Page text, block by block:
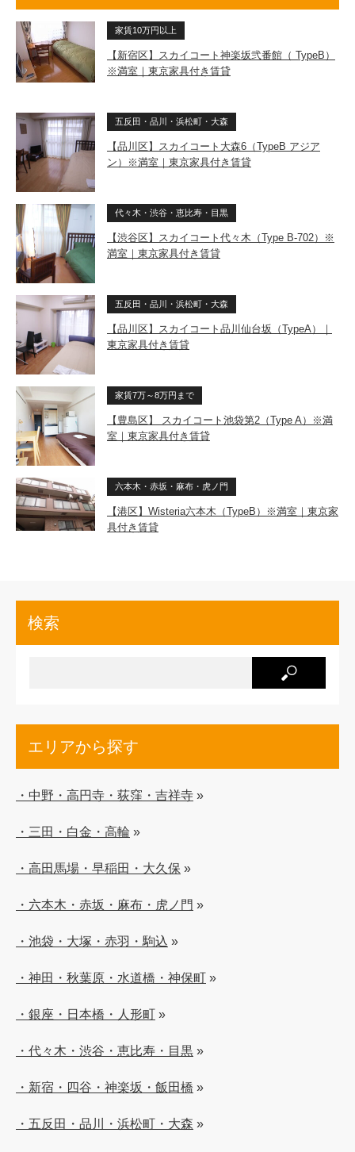
家賃10万円以上
【新宿区】スカイコート神楽坂弐番館（ TypeB）
※満室｜東京家具付き賃貸
五反田・品川・浜松町・大森
【品川区】スカイコート大森6（TypeB アジア
ン）※満室｜東京家具付き賃貸
代々木・渋谷・恵比寿・目黒
【渋谷区】スカイコート代々木（Type B-702）※
満室｜東京家具付き賃貸
五反田・品川・浜松町・大森
【品川区】スカイコート品川仙台坂（TypeA）｜
東京家具付き賃貸
家賃7万～8万円まで
【豊島区】 スカイコート池袋第2（Type A）※満
室｜東京家具付き賃貸
六本木・赤坂・麻布・虎ノ門
【港区】Wisteria六本木（TypeB）※満室｜東京家
具付き賃貸
検索
エリアから探す
・中野・高円寺・荻窪・吉祥寺 »
・三田・白金・高輪 »
・高田馬場・早稲田・大久保 »
・六本木・赤坂・麻布・虎ノ門 »
・池袋・大塚・赤羽・駒込 »
・神田・秋葉原・水道橋・神保町 »
・銀座・日本橋・人形町 »
・代々木・渋谷・恵比寿・目黒 »
・新宿・四谷・神楽坂・飯田橋 »
・五反田・品川・浜松町・大森 »